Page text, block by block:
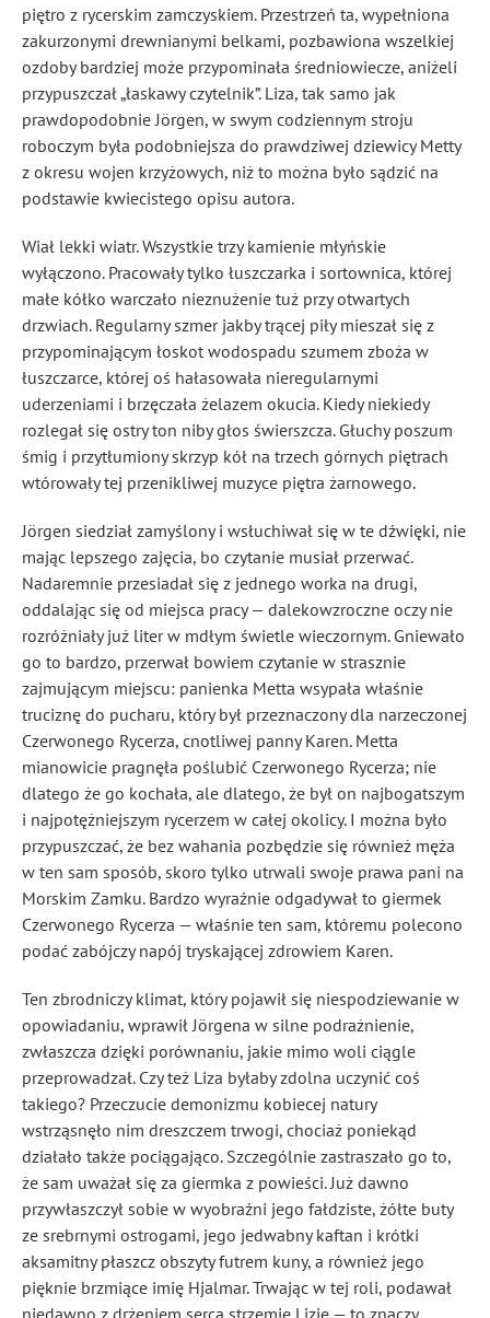
piętro z rycerskim zamczyskiem. Przestrzeń ta, wypełniona
zakurzonymi drewnianymi belkami, pozbawiona wszelkiej
ozdoby bardziej może przypominała średniowiecze, aniżeli
przypuszczał „łaskawy czytelnik”. Liza, tak samo jak
prawdopodobnie Jörgen, w swym codziennym stroju
roboczym była podobniejsza do prawdziwej dziewicy Metty
z okresu wojen krzyżowych, niż to można było sądzić na
podstawie kwiecistego opisu autora.
Wiał lekki wiatr. Wszystkie trzy kamienie młyńskie
wyłączono. Pracowały tylko łuszczarka i sortownica, której
małe kółko warczało nieznużenie tuż przy otwartych
drzwiach. Regularny szmer jakby trącej piły mieszał się z
przypominającym łoskot wodospadu szumem zboża w
łuszczarce, której oś hałasowała nieregularnymi
uderzeniami i brzęczała żelazem okucia. Kiedy niekiedy
rozlegał się ostry ton niby głos świerszcza. Głuchy poszum
śmig i przytłumiony skrzyp kół na trzech górnych piętrach
wtórowały tej przenikliwej muzyce piętra żarnowego.
Jörgen siedział zamyślony i wsłuchiwał się w te dźwięki, nie
mając lepszego zajęcia, bo czytanie musiał przerwać.
Nadaremnie przesiadał się z jednego worka na drugi,
oddalając się od miejsca pracy — dalekowzroczne oczy nie
rozróżniały już liter w mdłym świetle wieczornym. Gniewało
go to bardzo, przerwał bowiem czytanie w strasznie
zajmującym miejscu: panienka Metta wsypała właśnie
truciznę do pucharu, który był przeznaczony dla narzeczonej
Czerwonego Rycerza, cnotliwej panny Karen. Metta
mianowicie pragnęła poślubić Czerwonego Rycerza; nie
dlatego że go kochała, ale dlatego, że był on najbogatszym
i najpotężniejszym rycerzem w całej okolicy. I można było
przypuszczać, że bez wahania pozbędzie się również męża
w ten sam sposób, skoro tylko utrwali swoje prawa pani na
Morskim Zamku. Bardzo wyraźnie odgadywał to giermek
Czerwonego Rycerza — właśnie ten sam, któremu polecono
podać zabójczy napój tryskającej zdrowiem Karen.
Ten zbrodniczy klimat, który pojawił się niespodziewanie w
opowiadaniu, wprawił Jörgena w silne podrażnienie,
zwłaszcza dzięki porównaniu, jakie mimo woli ciągle
przeprowadzał. Czy też Liza byłaby zdolna uczynić coś
takiego? Przeczucie demonizmu kobiecej natury
wstrząsnęło nim dreszczem trwogi, chociaż poniekąd
działało także pociągająco. Szczególnie zastraszało go to,
że sam uważał się za giermka z powieści. Już dawno
przywłaszczył sobie w wyobraźni jego fałdziste, żółte buty
ze srebrnymi ostrogami, jego jedwabny kaftan i krótki
aksamitny płaszcz obszyty futrem kuny, a również jego
pięknie brzmiące imię Hjalmar. Trwając w tej roli, podawał
niedawno z drżeniem serca strzemię Lizie — to znaczy